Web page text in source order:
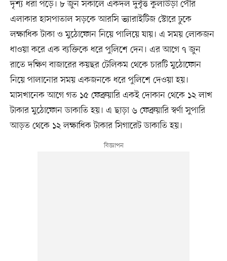
দৃশ্য ধরা পড়ে। ৮ জুন সকালে একদল দুর্বৃত্ত কুলাউড়া পৌর
এলাকার হাসপাতাল সড়কে আরসি ভ্যারাইটিজ স্টোরে ঢুকে
লক্ষাধিক টাকা ও মুঠোফোন নিয়ে পালিয়ে যায়। এ সময় লোকজন
ধাওয়া করে এক ব্যক্তিকে ধরে পুলিশে দেন। এর আগে ৭ জুন
রাতে দক্ষিণ বাজারের কয়ছর টেলিকম থেকে চারটি মুঠোফোন
নিয়ে পালানোর সময় একজনকে ধরে পুলিশে দেওয়া হয়।
মাসখানেক আগে গত ১৫ ফেব্রুয়ারি একই দোকান থেকে ১২ লাখ
টাকার মুঠোফোন ডাকাতি হয়। এ ছাড়া ৬ ফেব্রুয়ারি স্বর্ণা সুপারি
আড়ত থেকে ১২ লক্ষাধিক টাকার সিগারেট ডাকাতি হয়।